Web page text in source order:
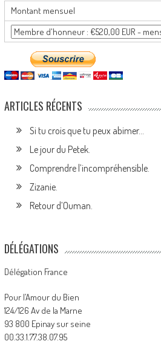
Montant mensuel
ARTICLES RÉCENTS
Si tu crois que tu peux abimer…
Le jour du Petek.
Comprendre l’incompréhensible.
Zizanie.
Retour d’Ouman.
DÉLÉGATIONS
Délégation France
Pour l’Amour du Bien
124/126 Av de la Marne
93 800 Epinay sur seine
00.33.1.77.38.07.95